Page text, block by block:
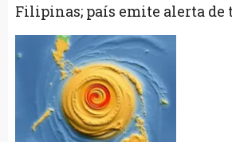
Filipinas; país emite alerta de